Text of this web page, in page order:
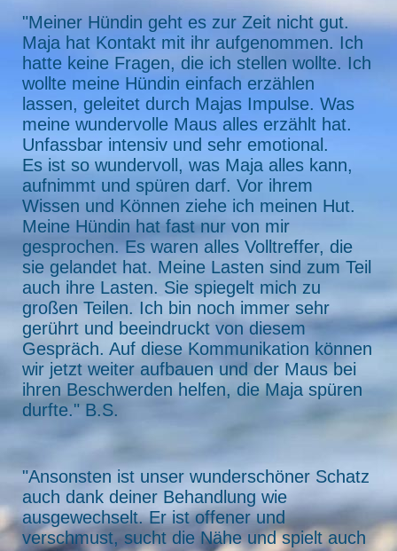
"Meiner Hündin geht es zur Zeit nicht gut.
Maja hat Kontakt mit ihr aufgenommen. Ich
hatte keine Fragen, die ich stellen wollte. Ich
wollte meine Hündin einfach erzählen
lassen, geleitet durch Majas Impulse. Was
meine wundervolle Maus alles erzählt hat.
Unfassbar intensiv und sehr emotional.
Es ist so wundervoll, was Maja alles kann,
aufnimmt und spüren darf. Vor ihrem
Wissen und Können ziehe ich meinen Hut.
Meine Hündin hat fast nur von mir
gesprochen. Es waren alles Volltreffer, die
sie gelandet hat. Meine Lasten sind zum Teil
auch ihre Lasten. Sie spiegelt mich zu
großen Teilen. Ich bin noch immer sehr
gerührt und beeindruckt von diesem
Gespräch. Auf diese Kommunikation können
wir jetzt weiter aufbauen und der Maus bei
ihren Beschwerden helfen, die Maja spüren
durfte." B.S.
"Ansonsten ist unser wunderschöner Schatz
auch dank deiner Behandlung wie
ausgewechselt. Er ist offener und
verschmust, sucht die Nähe und spielt auch